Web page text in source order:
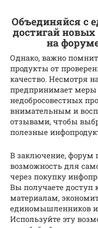
Объединяйся с
достигай
на
Однако, важно
продукты от
качество. Несмотря
предпринимает меры
недобросовестных
внимательным и
отзывами, чтобы
полезные
В заключение, форум
возможность для
через покупку
Вы получаете
материалам,
единомышленников и
Используйте эту